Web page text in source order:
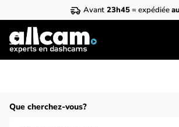
Avant 23h45= expédiée
Que cherchez-vous?
Homepage